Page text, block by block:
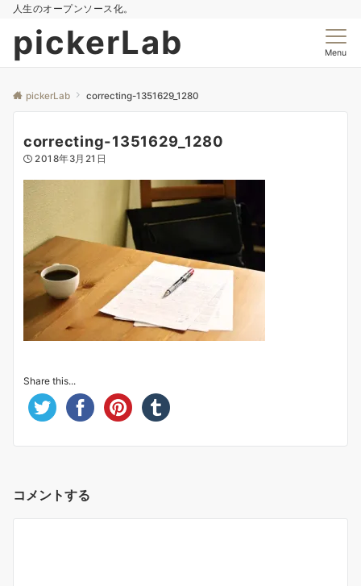
人生のオープンソース化。
pickerLab Menu
pickerLab correcting-1351629_1280
correcting-1351629_1280
2018年3月21日
Share this...
コメントする